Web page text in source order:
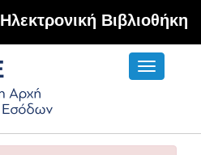
Hλεκτρονική Βιβλιοθήκη
Toggle